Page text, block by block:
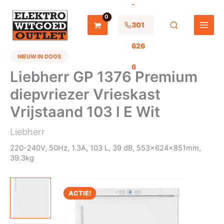
inhoud
-
301
626
6
NIEUW IN DOOS
Liebherr GP 1376 Premium
diepvriezer Vrieskast
Vrijstaand 103 l E Wit
Liebherr
220-240V, 50Hz, 1.3A, 103 L, 39 dB, 553x624x851mm,
39.3kg
ACTIE!